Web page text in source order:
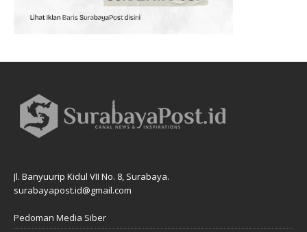
Jl. Banyuurip Kidul VII No. 8, Surabaya.
surabayapost.id@gmail.com
Pedoman Media Siber